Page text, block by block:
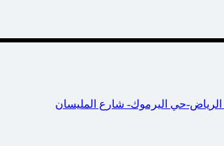
الرياض-حي اليرموك- شارع المليسان